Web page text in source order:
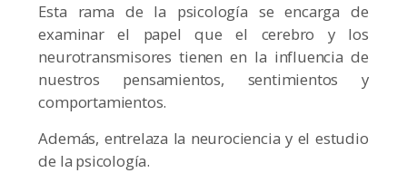
Esta rama de la psicología se encarga de
examinar el papel que el cerebro y los
neurotransmisores tienen en la influencia de
nuestros pensamientos, sentimientos y
comportamientos.
Además, entrelaza la neurociencia y el estudio
de la psicología.